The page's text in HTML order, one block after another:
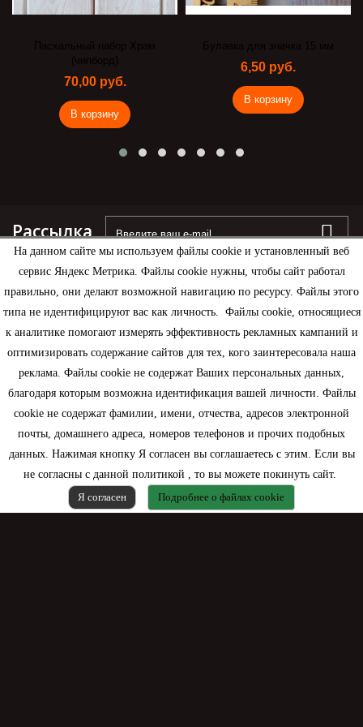
На данном сайте мы используем файлы cookie и установленный веб
сервис Яндекс Метрика. Файлы cookie нужны, чтобы сайт работал
правильно, они делают возможной навигацию по ресурсу. Файлы этого
типа не идентифицируют вас как личность. Файлы cookie, относящиеся
к аналитике помогают измерять эффективность рекламных кампаний и
оптимизировать содержание сайтов для тех, кого заинтересовала наша
реклама. Файлы cookie не содержат Ваших персональных данных,
благодаря которым возможна идентификация вашей личности. Файлы
cookie не содержат фамилии, имени, отчества, адресов электронной
почты, домашнего адреса, номеров телефонов и прочих подобных
данных. Нажимая кнопку Я согласен вы соглашаетесь с этим. Если вы
не согласны с данной политикой , то вы можете покинуть сайт.
Я согласен
Подробнее о файлах cookie
Пасхальный набор Храм
(чипборд)
70,00 руб.
В корзину
Булавка для значка 15 мм
6,50 руб.
В корзину
Рассылка
Информация
Моя учетная запись
Контактная информация